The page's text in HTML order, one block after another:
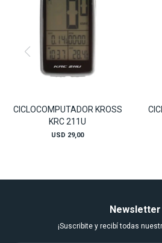
CICLOCOMPUTADOR KROSS
KRC 211U
USD 29,00
Newsletter
¡Suscribite y recibí todas